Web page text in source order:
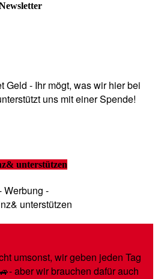
Geld - Ihr mögt, was wir hier bei
uns mit einer Spende!
unterstützen
Werbung -
umsonst, wir geben jeden Tag
aber wir brauchen dafür auch